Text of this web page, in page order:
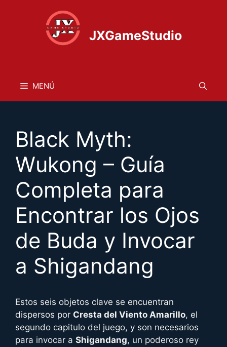
JXGameStudio
MENÚ
Black Myth:
Wukong – Guía
Completa para
Encontrar los Ojos
de Buda y Invocar
a Shigandang
Estos seis objetos clave se encuentran
dispersos por Cresta del Viento Amarillo, el
segundo capitulo del juego, y son necesarios
para invocar a Shigandang, un poderoso rey